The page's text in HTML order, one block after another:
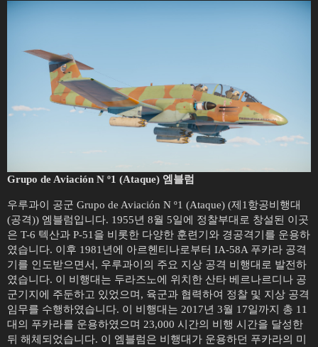
Grupo de Aviación N º1 (Ataque) 엠블럼
우루과이 공군 Grupo de Aviación N º1 (Ataque) (제1항공비행대
(공격)) 엠블럼입니다. 1955년 8월 5일에 정찰부대로 창설된 이곳
은 T-6 텍산과 P-51을 비롯한 다양한 훈련기와 경공격기를 운용하
였습니다. 이후 1981년에 아르헨티나로부터 IA-58A 푸카라 공격
기를 인도받으면서, 우루과이의 주요 지상 공격 비행대로 발전하
였습니다. 이 비행대는 두라즈노에 위치한 산타 베르나르디나 공
군기지에 주둔하고 있었으며, 육군과 협력하여 정찰 및 지상 공격
임무를 수행하였습니다. 이 비행대는 2017년 3월 17일까지 총 11
대의 푸카라를 운용하였으며 23,000 시간의 비행 시간을 달성한
뒤 해체되었습니다. 이 엠블럼은 비행대가 운용하던 푸카라의 미